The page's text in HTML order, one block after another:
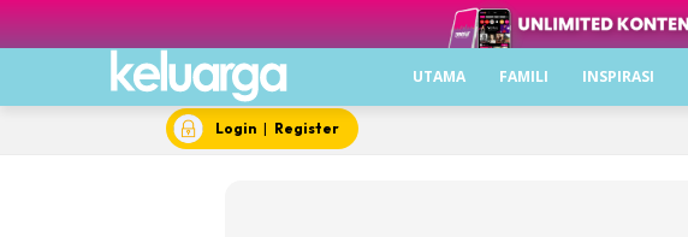
UTAMA FAMILI INSPIRASI
Login | Register